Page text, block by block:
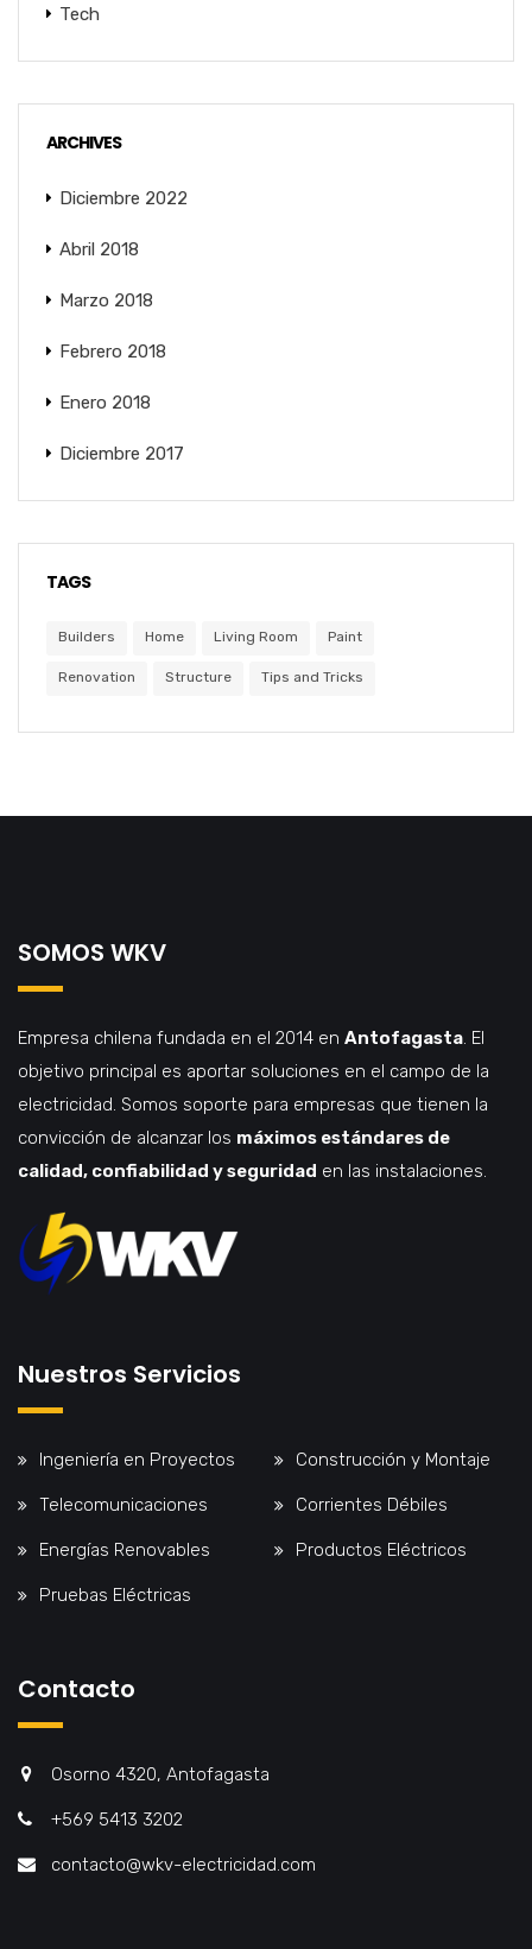
Tech
ARCHIVES
Diciembre 2022
Abril 2018
Marzo 2018
Febrero 2018
Enero 2018
Diciembre 2017
TAGS
Builders Home Living Room Paint
Renovation Structure Tips and Tricks
SOMOS WKV
Empresa chilena fundada en el 2014 en Antofagasta. El
objetivo principal es aportar soluciones en el campo de la
electricidad. Somos soporte para empresas que tienen la
convicción de alcanzar los máximos estándares de
calidad, confiabilidad y seguridad en las instalaciones.
Nuestros Servicios
Ingeniería en Proyectos Construcción y Montaje
Telecomunicaciones Corrientes Débiles
Energías Renovables Productos Eléctricos
Pruebas Eléctricas
Contacto
Osorno 4320, Antofagasta
+569 5413 3202
contacto@wkv-electricidad.com